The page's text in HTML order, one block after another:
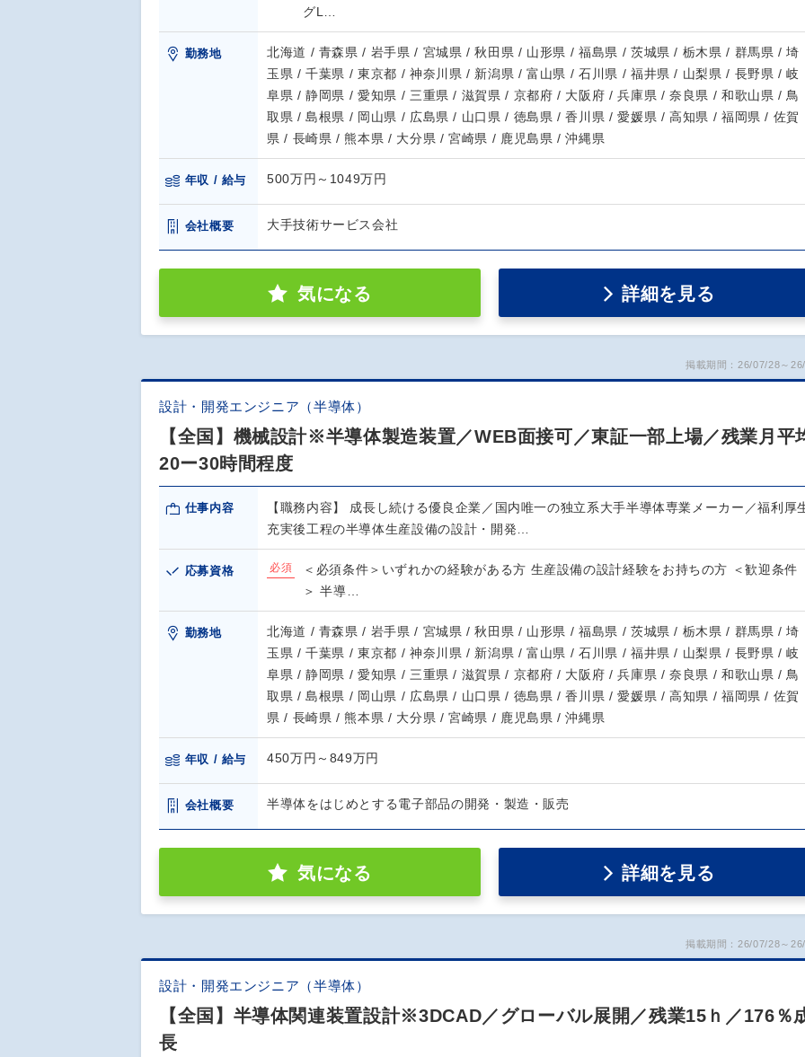
グL…
勤務地
北海道 / 青森県 / 岩手県 / 宮城県 / 秋田県 / 山形県 / 福島県 / 茨城県 / 栃木県 / 群馬県 / 埼
玉県 / 千葉県 / 東京都 / 神奈川県 / 新潟県 / 富山県 / 石川県 / 福井県 / 山梨県 / 長野県 / 岐
阜県 / 静岡県 / 愛知県 / 三重県 / 滋賀県 / 京都府 / 大阪府 / 兵庫県 / 奈良県 / 和歌山県 / 鳥
取県 / 島根県 / 岡山県 / 広島県 / 山口県 / 徳島県 / 香川県 / 愛媛県 / 高知県 / 福岡県 / 佐賀
県 / 長崎県 / 熊本県 / 大分県 / 宮崎県 / 鹿児島県 / 沖縄県
年収 / 給与 500万円～1049万円
会社概要 大手技術サービス会社
気になる 詳細を見る
掲載期間：26/07/28～
設計・開発エンジニア（半導体）
【全国】機械設計※半導体製造装置／WEB面接可／東証一部上場／残業月平
20ー30時間程度
仕事内容
【職務内容】 成長し続ける優良企業／国内唯一の独立系大手半導体専業メーカー／福利厚
充実後工程の半導体生産設備の設計・開発…
応募資格 必須
＜必須条件＞いずれかの経験がある方 生産設備の設計経験をお持ちの方 ＜歓迎条件
＞ 半導…
勤務地
北海道 / 青森県 / 岩手県 / 宮城県 / 秋田県 / 山形県 / 福島県 / 茨城県 / 栃木県 / 群馬県 / 埼
玉県 / 千葉県 / 東京都 / 神奈川県 / 新潟県 / 富山県 / 石川県 / 福井県 / 山梨県 / 長野県 / 岐
阜県 / 静岡県 / 愛知県 / 三重県 / 滋賀県 / 京都府 / 大阪府 / 兵庫県 / 奈良県 / 和歌山県 / 鳥
取県 / 島根県 / 岡山県 / 広島県 / 山口県 / 徳島県 / 香川県 / 愛媛県 / 高知県 / 福岡県 / 佐賀
県 / 長崎県 / 熊本県 / 大分県 / 宮崎県 / 鹿児島県 / 沖縄県
年収 / 給与 450万円～849万円
会社概要 半導体をはじめとする電子部品の開発・製造・販売
気になる 詳細を見る
掲載期間：26/07/28～
設計・開発エンジニア（半導体）
【全国】半導体関連装置設計※3DCAD／グローバル展開／残業15ｈ／176％
長